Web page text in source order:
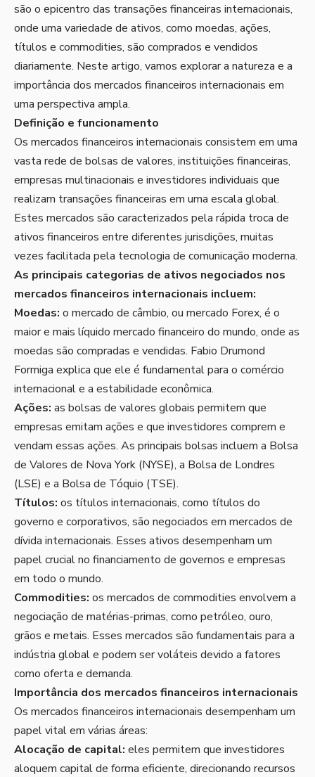
são o epicentro das transações financeiras internacionais,
onde uma variedade de ativos, como moedas, ações,
títulos e commodities, são comprados e vendidos
diariamente. Neste artigo, vamos explorar a natureza e a
importância dos mercados financeiros internacionais em
uma perspectiva ampla.
Definição e funcionamento
Os mercados financeiros internacionais consistem em uma
vasta rede de bolsas de valores, instituições financeiras,
empresas multinacionais e investidores individuais que
realizam transações financeiras em uma escala global.
Estes mercados são caracterizados pela rápida troca de
ativos financeiros entre diferentes jurisdições, muitas
vezes facilitada pela tecnologia de comunicação moderna.
As principais categorias de ativos negociados nos
mercados financeiros internacionais incluem:
Moedas: o mercado de câmbio, ou mercado Forex, é o
maior e mais líquido mercado financeiro do mundo, onde as
moedas são compradas e vendidas. Fabio Drumond
Formiga explica que ele é fundamental para o comércio
internacional e a estabilidade econômica.
Ações: as bolsas de valores globais permitem que
empresas emitam ações e que investidores comprem e
vendam essas ações. As principais bolsas incluem a Bolsa
de Valores de Nova York (NYSE), a Bolsa de Londres
(LSE) e a Bolsa de Tóquio (TSE).
Títulos: os títulos internacionais, como títulos do
governo e corporativos, são negociados em mercados de
dívida internacionais. Esses ativos desempenham um
papel crucial no financiamento de governos e empresas
em todo o mundo.
Commodities: os mercados de commodities envolvem a
negociação de matérias-primas, como petróleo, ouro,
grãos e metais. Esses mercados são fundamentais para a
indústria global e podem ser voláteis devido a fatores
como oferta e demanda.
Importância dos mercados financeiros internacionais
Os mercados financeiros internacionais desempenham um
papel vital em várias áreas:
Alocação de capital: eles permitem que investidores
aloquem capital de forma eficiente, direcionando recursos